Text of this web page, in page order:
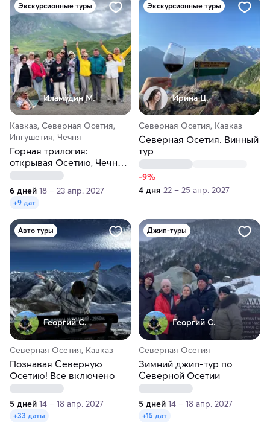
Экскурсионные туры
Иламудин М.
Кавказ, Северная Осетия,
Ингушетия, Чечня
Горная трилогия:
открывая Осетию, Чечню,
Ингушетию
6 дней 18 – 23 апр. 2027
+9 дат
Экскурсионные туры
Ирина Ц.
Северная Осетия, Кавказ
Северная Осетия. Винный
тур
-9%
4 дня 22 – 25 апр. 2027
Авто туры
Георгий С.
Северная Осетия, Кавказ
Познавая Северную
Осетию! Все включено
5 дней 14 – 18 апр. 2027
+33 даты
Джип-туры
Георгий С.
Северная Осетия
Зимний джип-тур по
Северной Осетии
5 дней 14 – 18 апр. 2027
+15 дат